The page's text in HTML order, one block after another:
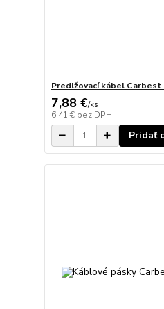
Predlžovací kábel Carbest
7,88 €/ks
6,41 € bez DPH
Pridať